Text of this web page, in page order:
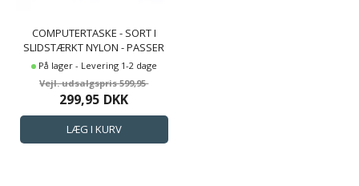
COMPUTERTASKE - SORT I
SLIDSTÆRKT NYLON - PASSER
TIL 15" LAPTOP
På lager - Levering 1-2 dage
599,95
299,95 DKK